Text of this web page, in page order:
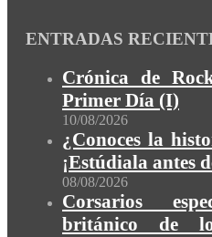
ENTRADAS
Crónica de
Primer Día (I)
10/08/2026
¿Conoces la
¡Estúdiala antes
08/08/2026
Corsarios
británico de